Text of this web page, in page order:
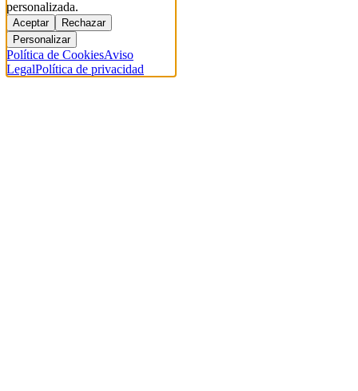
personalizada.
Aceptar
Rechazar
Personalizar
Política de CookiesAviso
LegalPolítica de privacidad